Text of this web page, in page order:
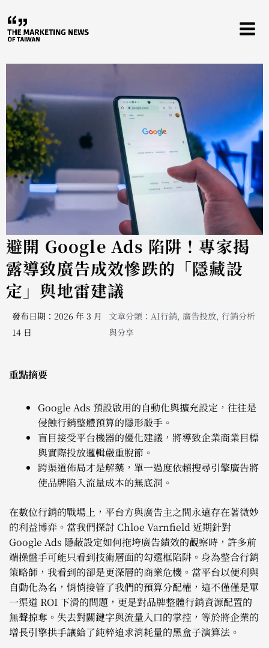
至
主
避開 Google Ads 陷阱！專家揭
露導致廣告成效慘跌的「隱藏設
定」與地雷建議
發布日期：2026 年 3 月
14 日
文章分類：AI行銷, 廣告投放, 行銷分析
與分享
重點摘要
Google Ads 預設啟用的自動化與擴充設定，往往是
侵蝕行銷整體預算的隱形殺手。
盲目接受平台機器的優化建議，將導致企業商業目標
與實際投放邏輯嚴重脫節。
跨渠道佈局才是解藥，單一過度依賴搜尋引擎廣告將
使品牌陷入流量成本的無底洞。
在數位行銷的戰場上，平台方與廣告主之間永遠存在著微妙
的利益博弈。當我們探討 Chloe Varnfield 近期針對
Google Ads 隱蔽設定如何拖垮廣告績效的觀察時，許多前
端操盤手可能只看到技術層面的勾選框陷阱。身為整合行銷
策略師，我看到的卻是更深層的商業危機。當平台以便利與
自動化為名，悄悄接管了我們的預算分配權，這不僅僅是單
一渠道 ROI 下滑的問題，更是對品牌整體行銷資源配置的
無聲掠奪。失去對關鍵字與流量入口的掌控，等於將企業的
增長引擎拱手讓給了純粹追求消耗量的黑盒子演算法。